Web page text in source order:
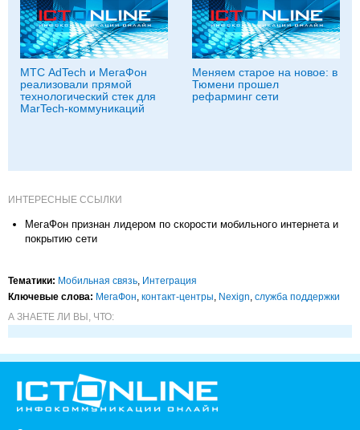
МТС AdTech и МегаФон
реализовали прямой
технологический стек для
MarTech-коммуникаций
Меняем старое на новое: в
Тюмени прошел
рефарминг сети
ИНТЕРЕСНЫЕ ССЫЛКИ
МегаФон признан лидером по скорости мобильного интернета и
покрытию сети
Тематики: Мобильная связь, Интеграция
Ключевые слова: МегаФон, контакт-центры, Nexign, служба поддержки
А ЗНАЕТЕ ЛИ ВЫ, ЧТО: